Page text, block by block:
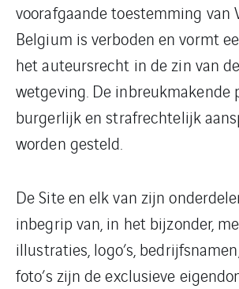
voorafgaande toestemming van
Belgium is verboden en vormt
het auteursrecht in de zin van
wetgeving. De inbreukmakende
burgerlijk en strafrechtelijk
worden gesteld.
De Site en elk van zijn
inbegrip van, in het bijzonder,
illustraties, logo’s,
foto’s zijn de exclusieve